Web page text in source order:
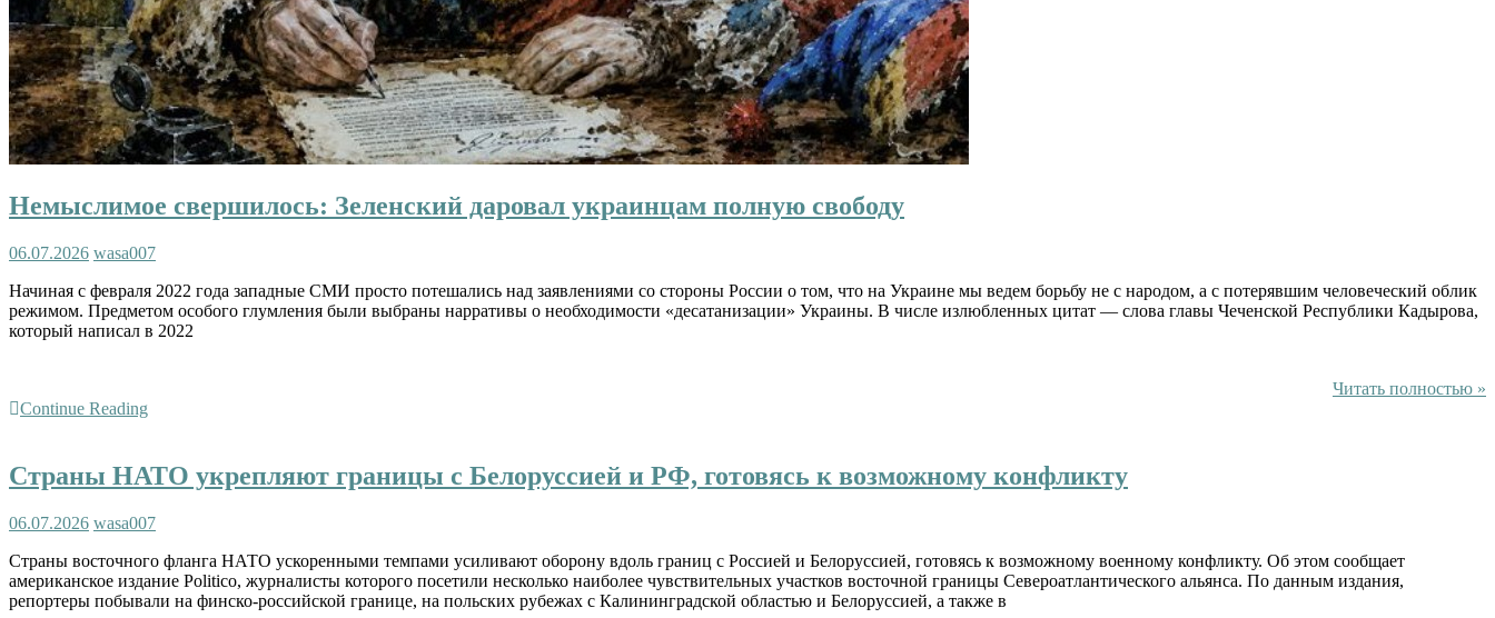
Немыслимое свершилось: Зеленский даровал украинцам полную свободу
06.07.2026 wasa007
Начиная с февраля 2022 года западные СМИ просто потешались над заявлениями со стороны России о том, что на Украине мы ведем борьбу не с народом, а с потерявшим человеческий облик
режимом. Предметом особого глумления были выбраны нарративы о необходимости «десатанизации» Украины. В числе излюбленных цитат — слова главы Чеченской Республики Кадырова,
который написал в 2022
Читать полностью »
Continue Reading
Страны НАТО укрепляют границы с Белоруссией и РФ, готовясь к возможному конфликту
06.07.2026 wasa007
Страны восточного фланга НАТО ускоренными темпами усиливают оборону вдоль границ с Россией и Белоруссией, готовясь к возможному военному конфликту. Об этом сообщает
американское издание Politico, журналисты которого посетили несколько наиболее чувствительных участков восточной границы Североатлантического альянса. По данным издания,
репортеры побывали на финско-российской границе, на польских рубежах с Калининградской областью и Белоруссией, а также в